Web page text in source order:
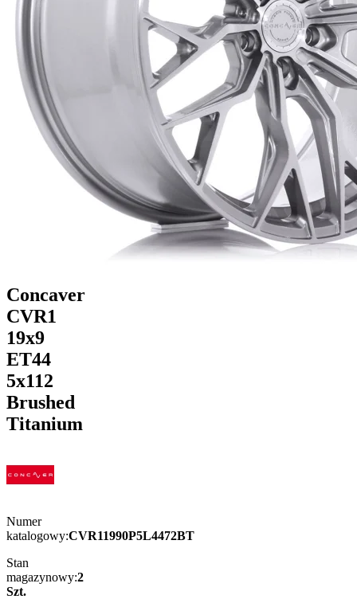
Concaver
CVR1
19x9
ET44
5x112
Brushed
Titanium
Numer
katalogowy:CVR11990P5L4472BT
Stan
magazynowy:2
Szt.